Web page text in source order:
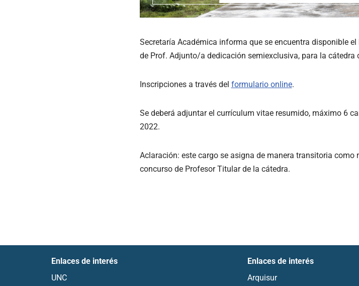
Secretaría Académica informa que se encuentra disponible
de Prof. Adjunto/a dedicación semiexclusiva, para la cátedra
Inscripciones a través del formulario online.
Se deberá adjuntar el currículum vitae resumido, máximo 6
2022.
Aclaración: este cargo se asigna de manera transitoria
concurso de Profesor Titular de la cátedra.
Enlaces de interés
UNC
Enlaces de interés
Arquisur